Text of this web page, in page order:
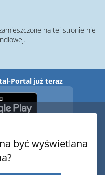
na tej stronie nie
Portal już teraz
być wyświetlana